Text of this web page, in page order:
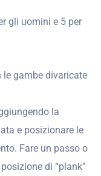
gli uomini e 5 per
le gambe divaricate
la
e posizionare le
Fare un passo o
di “plank”